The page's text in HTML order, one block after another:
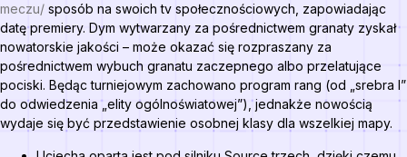
meczu/ sposób na swoich tv społecznościowych, zapowiadając
datę premiery. Dym wytwarzany za pośrednictwem granaty zyskał
nowatorskie jakości – może okazać się rozpraszany za
pośrednictwem wybuch granatu zaczepnego albo przelatujące
pociski. Będąc turniejowym zachowano program rang (od „srebra I”
do odwiedzenia „elity ogólnoświatowej”), jednakże nowością
wydaje się być przedstawienie osobnej klasy dla wszelkiej mapy.